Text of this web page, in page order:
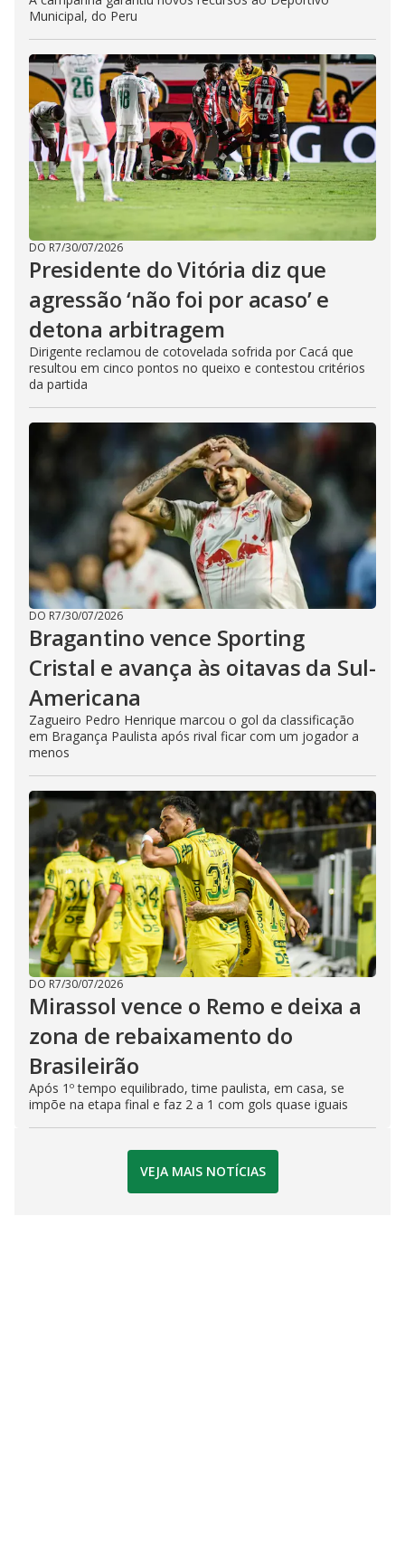
Municipal, do Peru
DO R7/30/07/2026
Presidente do Vitória diz que
agressão ‘não foi por acaso’ e
detona arbitragem
Dirigente reclamou de cotovelada sofrida por Cacá que
resultou em cinco pontos no queixo e contestou critérios
da partida
DO R7/30/07/2026
Bragantino vence Sporting
Cristal e avança às oitavas da Sul-
Americana
Zagueiro Pedro Henrique marcou o gol da classificação
em Bragança Paulista após rival ficar com um jogador a
menos
DO R7/30/07/2026
Mirassol vence o Remo e deixa a
zona de rebaixamento do
Brasileirão
Após 1º tempo equilibrado, time paulista, em casa, se
impõe na etapa final e faz 2 a 1 com gols quase iguais
VEJA MAIS NOTÍCIAS